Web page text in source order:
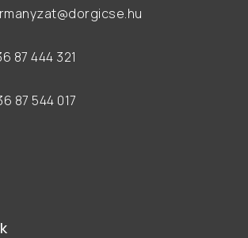
87 444 321
87 544 017